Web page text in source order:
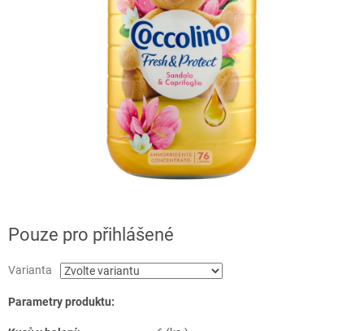
Pouze pro přihlášené
Varianta
Parametry produktu: